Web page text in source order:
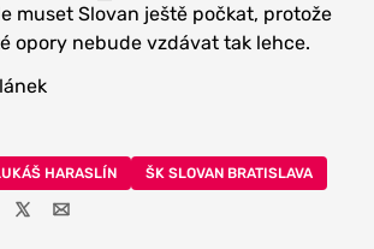
muset Slovan ještě počkat, protože
opory nebude vzdávat tak lehce.
HARASLÍN ŠK SLOVAN BRATISLAVA